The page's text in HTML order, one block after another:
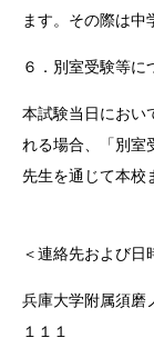
ます。その際は中
６．別室受験等に
本試験当日におい
れる場合、「別室
先生を通じて本校
＜連絡先および日
兵庫大学附属須
１１１